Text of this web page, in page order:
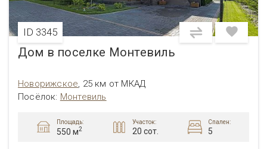
ID 3345
Дом в поселке Монтевиль
Новорижское 25 км от МКАД
Посёлок: Монтевиль
Площадь:
550 м2
Участок:
20 сот.
Спален:
5